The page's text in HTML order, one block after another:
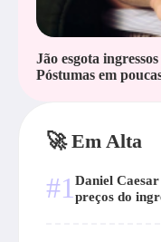
Jão esgota
Póstumas em
🚀 Em Alta
#1 Daniel
preços do